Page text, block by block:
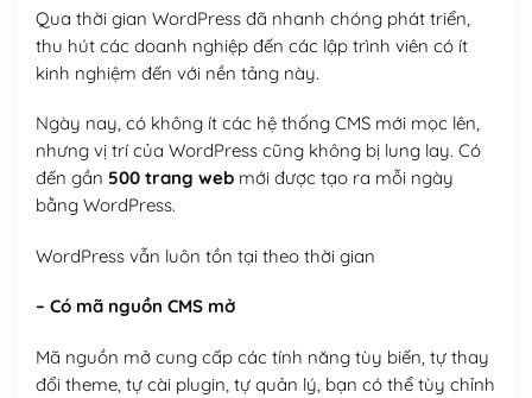
Qua thời gian WordPress đã nhanh chóng phát triển,
thu hút các doanh nghiệp đến các lập trình viên có ít
kinh nghiệm đến với nền tảng này.
Ngày nay, có không ít các hệ thống CMS mới mọc lên,
nhưng vị trí của WordPress cũng không bị lung lay. Có
đến gần 500 trang webmới được tạo ra mỗi ngày
bằng WordPress.
WordPress vẫn luôn tồn tại theo thời gian
– Có mã nguồn CMS mở
Mã nguồn mở cung cấp các tính năng tùy biến, tự thay
đổi theme, tự cài plugin, tự quản lý, bạn có thể tùy chỉnh